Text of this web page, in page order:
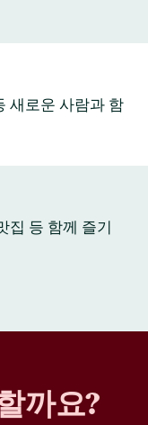
새로운 사람과 함
집 등 함께 즐기
까요?